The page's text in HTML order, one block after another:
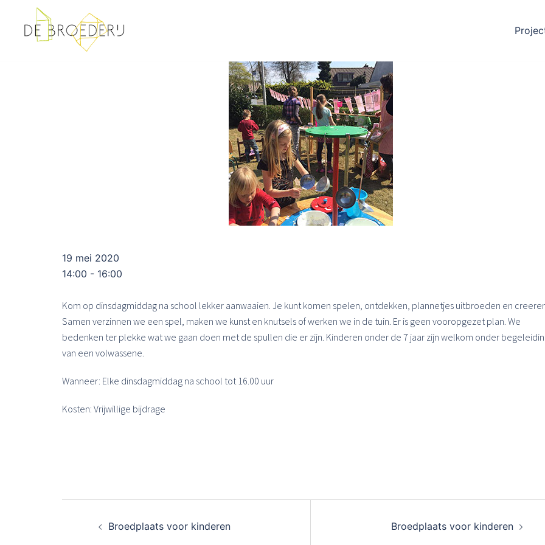
19 mei 2020
14:00 - 16:00
Kom op dinsdagmiddag na school lekker aanwaaien. Je kunt komen spelen, ontdekken, plannetjes uitbroeden en
Samen verzinnen we een spel, maken we kunst en knutsels of werken we in de tuin. Er is geen vooropgezet plan. We
bedenken ter plekke wat we gaan doen met de spullen die er zijn. Kinderen onder de 7 jaar zijn welkom onder
van een volwassene.
Wanneer: Elke dinsdagmiddag na school tot 16.00 uur
Kosten: Vrijwillige bijdrage
Broedplaats voor kinderen Broedplaats voor kinderen